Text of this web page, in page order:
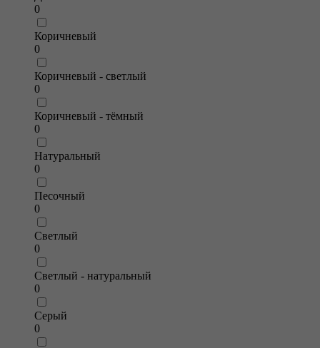
0
Коричневый
0
Коричневый - светлый
0
Коричневый - тёмный
0
Натуральный
0
Песочный
0
Светлый
0
Светлый - натуральный
0
Серый
0